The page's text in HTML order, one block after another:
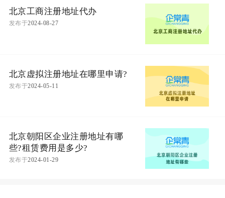
北京工商注册地址代办
发布于2024-08-27
北京虚拟注册地址在哪里申请?
发布于2024-05-11
北京朝阳区企业注册地址有哪
些?租赁费用是多少?
发布于2024-01-29